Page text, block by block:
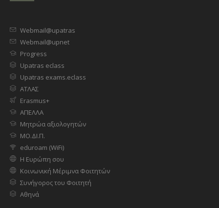
Webmail@upatras
Webmail@upnet
Progress
Upatras eclass
Upatras exams.eclass
ΑΤΛΑΣ
Erasmus+
ΑΠΕΛΛΑ
Μητρώα αξιολογητών
ΜΟ.ΔΙ.Π.
eduroam (WiFi)
Η Ευρώπη σου
Κοινωνική Μέριμνα Φοιτητών
Συνήγορος του Φοιτητή
Αθηνά